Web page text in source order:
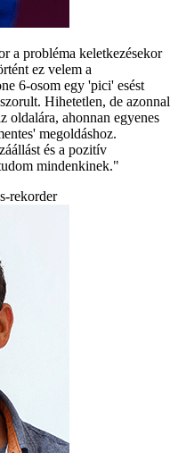
a probléma keletkezésekor
ez velem a
6-osom egy 'pici' esést
Hihetetlen, de azonnal
oldalára, ahonnan egyenes
megoldáshoz.
és a pozitív
mindenkinek."
rekorder